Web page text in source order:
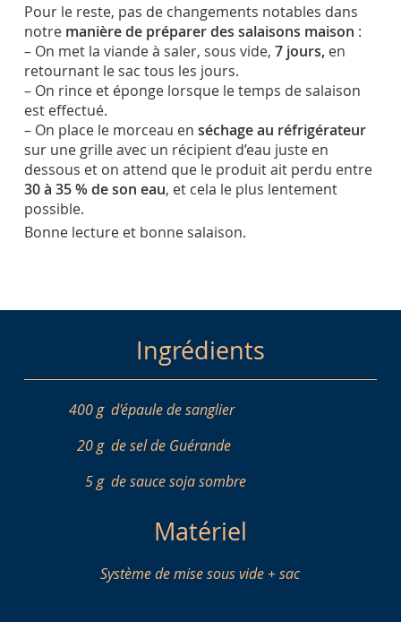
Pour le reste, pas de changements notables dans
notre manière de préparer des salaisons maison :
– On met la viande à saler, sous vide, 7 jours, en
retournant le sac tous les jours.
– On rince et éponge lorsque le temps de salaison
est effectué.
– On place le morceau en séchage au réfrigérateur
sur une grille avec un récipient d’eau juste en
dessous et on attend que le produit ait perdu entre
30 à 35 % de son eau, et cela le plus lentement
possible.
Bonne lecture et bonne salaison.
Ingrédients
400 g d'épaule de sanglier
20 g de sel de Guérande
5 g de sauce soja sombre
Matériel
Système de mise sous vide + sac